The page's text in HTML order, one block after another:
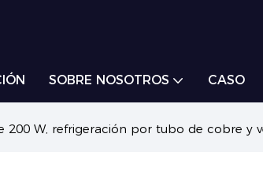
SOBRE NOSOTROS CASO
200 W, refrigeración por tubo de cobre y